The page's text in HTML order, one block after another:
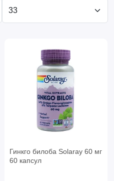
Гинкго билоба Solaray 60 мг
60 капсул